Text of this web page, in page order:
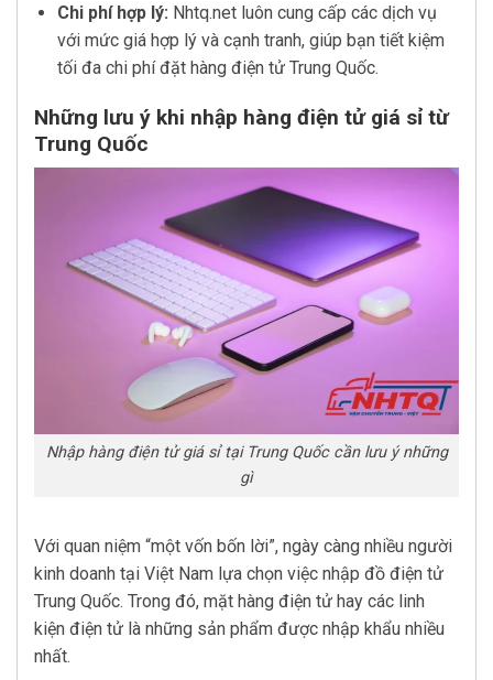
Chi phí hợp lý: Nhtq.net luôn cung cấp các dịch vụ
với mức giá hợp lý và cạnh tranh, giúp bạn tiết kiệm
tối đa chi phí đặt hàng điện tử Trung Quốc.
Những lưu ý khi nhập hàng điện tử giá sỉ từ
Trung Quốc
Nhập hàng điện tử giá sỉ tại Trung Quốc cần lưu ý những
gì
Với quan niệm “một vốn bốn lời”, ngày càng nhiều người
kinh doanh tại Việt Nam lựa chọn việc nhập đồ điện tử
Trung Quốc. Trong đó, mặt hàng điện tử hay các linh
kiện điện tử là những sản phẩm được nhập khẩu nhiều
nhất.